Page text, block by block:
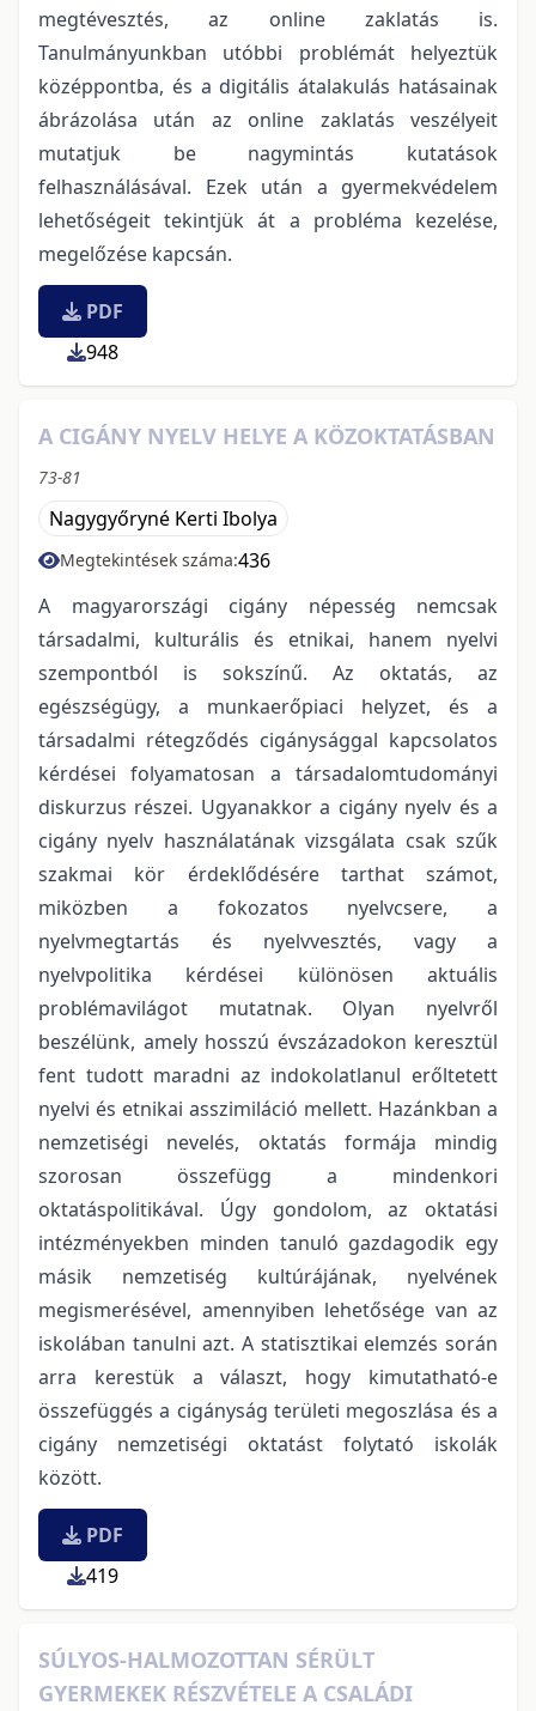
megtévesztés, az online zaklatás is.
Tanulmányunkban utóbbi problémát helyeztük
középpontba, és a digitális átalakulás hatásainak
ábrázolása után az online zaklatás veszélyeit
mutatjuk be nagymintás kutatások
felhasználásával. Ezek után a gyermekvédelem
lehetőségeit tekintjük át a probléma kezelése,
megelőzése kapcsán.
PDF
948
A CIGÁNY NYELV HELYE A KÖZOKTATÁSBAN
73-81
Nagygyőryné Kerti Ibolya
Megtekintések száma:436
A magyarországi cigány népesség nemcsak
társadalmi, kulturális és etnikai, hanem nyelvi
szempontból is sokszínű. Az oktatás, az
egészségügy, a munkaerőpiaci helyzet, és a
társadalmi rétegződés cigánysággal kapcsolatos
kérdései folyamatosan a társadalomtudományi
diskurzus részei. Ugyanakkor a cigány nyelv és a
cigány nyelv használatának vizsgálata csak szűk
szakmai kör érdeklődésére tarthat számot,
miközben a fokozatos nyelvcsere, a
nyelvmegtartás és nyelvvesztés, vagy a
nyelvpolitika kérdései különösen aktuális
problémavilágot mutatnak. Olyan nyelvről
beszélünk, amely hosszú évszázadokon keresztül
fent tudott maradni az indokolatlanul erőltetett
nyelvi és etnikai asszimiláció mellett. Hazánkban a
nemzetiségi nevelés, oktatás formája mindig
szorosan összefügg a mindenkori
oktatáspolitikával. Úgy gondolom, az oktatási
intézményekben minden tanuló gazdagodik egy
másik nemzetiség kultúrájának, nyelvének
megismerésével, amennyiben lehetősége van az
iskolában tanulni azt. A statisztikai elemzés során
arra kerestük a választ, hogy kimutatható-e
összefüggés a cigányság területi megoszlása és a
cigány nemzetiségi oktatást folytató iskolák
között.
PDF
419
SÚLYOS-HALMOZOTTAN SÉRÜLT
GYERMEKEK RÉSZVÉTELE A CSALÁDI